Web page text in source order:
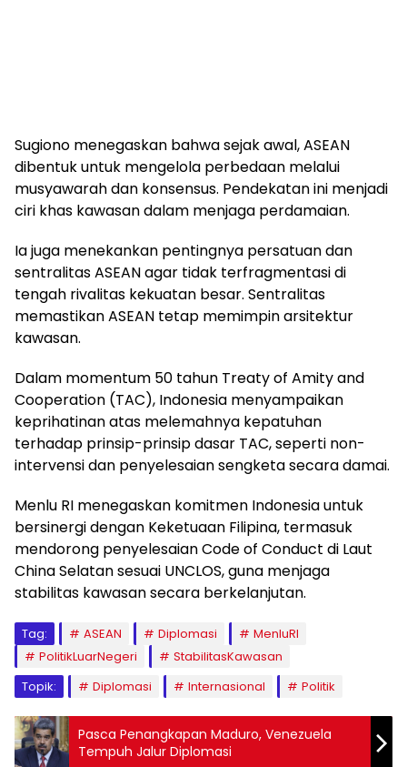
Sugiono menegaskan bahwa sejak awal, ASEAN
dibentuk untuk mengelola perbedaan melalui
musyawarah dan konsensus. Pendekatan ini menjadi
ciri khas kawasan dalam menjaga perdamaian.
Ia juga menekankan pentingnya persatuan dan
sentralitas ASEAN agar tidak terfragmentasi di
tengah rivalitas kekuatan besar. Sentralitas
memastikan ASEAN tetap memimpin arsitektur
kawasan.
Dalam momentum 50 tahun Treaty of Amity and
Cooperation (TAC), Indonesia menyampaikan
keprihatinan atas melemahnya kepatuhan
terhadap prinsip-prinsip dasar TAC, seperti non-
intervensi dan penyelesaian sengketa secara damai.
Menlu RI menegaskan komitmen Indonesia untuk
bersinergi dengan Keketuaan Filipina, termasuk
mendorong penyelesaian Code of Conduct di Laut
China Selatan sesuai UNCLOS, guna menjaga
stabilitas kawasan secara berkelanjutan.
Tag: ASEAN Diplomasi
MenluRI
PolitikLuarNegeri
StabilitasKawasan
Topik:
Diplomasi Internasional Politik
Pasca Penangkapan Maduro, Venezuela
Tempuh Jalur Diplomasi